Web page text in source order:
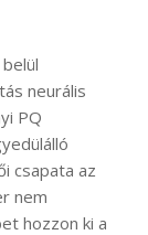
neurális
PQ
csapata az
nem
hozzon ki a